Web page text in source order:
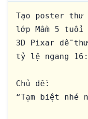
Tạo poster thư
lớp Mầm 5 tuổi
3D Pixar dễ
tỷ lệ ngang
Chủ đề:
“Tạm biệt nhé